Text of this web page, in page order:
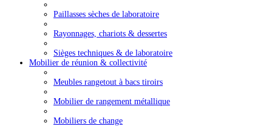
Paillasses sèches de laboratoire
Rayonnages, chariots & dessertes
Sièges techniques & de laboratoire
Mobilier de réunion & collectivité
Meubles rangetout à bacs tiroirs
Mobilier de rangement métallique
Mobiliers de change